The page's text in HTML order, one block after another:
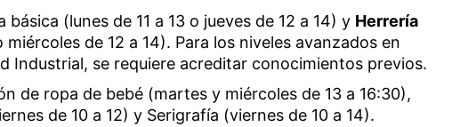
básica (lunes de 11 a 13 o jueves de 12 a 14) y Herrería
miércoles de 12 a 14). Para los niveles avanzados en
Industrial, se requiere acreditar conocimientos previos.
de ropa de bebé (martes y miércoles de 13 a 16:30),
de 10 a 12) y Serigrafía (viernes de 10 a 14).